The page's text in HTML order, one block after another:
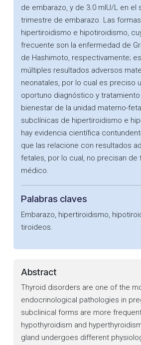
de embarazo, y de 3.0 mIU/L en el
trimestre de embarazo. Las
hipertiroidismo e hipotiroidismo,
frecuente son la enfermedad de
de Hashimoto, respectivamente;
múltiples resultados adversos
neonatales, por lo cual es preciso
oportuno diagnóstico y
bienestar de la unidad materno-
subclínicas de hipertiroidismo e
hay evidencia científica
que las relacione con resultados
fetales, por lo cual, no precisan de
médico.
Palabras claves
Embarazo, hipertiroidismo,
tiroideos.
Abstract
Thyroid disorders are one of the
endocrinological pathologies in
subclinical forms are more
hypothyroidism and
gland undergoes different